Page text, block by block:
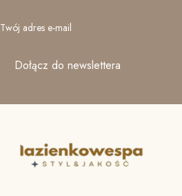
Twój adres e-mail
Dołącz do newslettera